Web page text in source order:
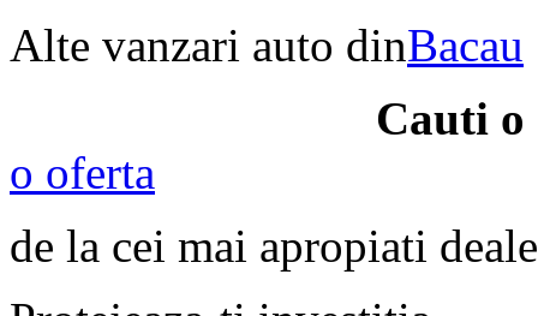
Alte vanzari auto dinBacau
Cauti o
o oferta
de la cei mai apropiati